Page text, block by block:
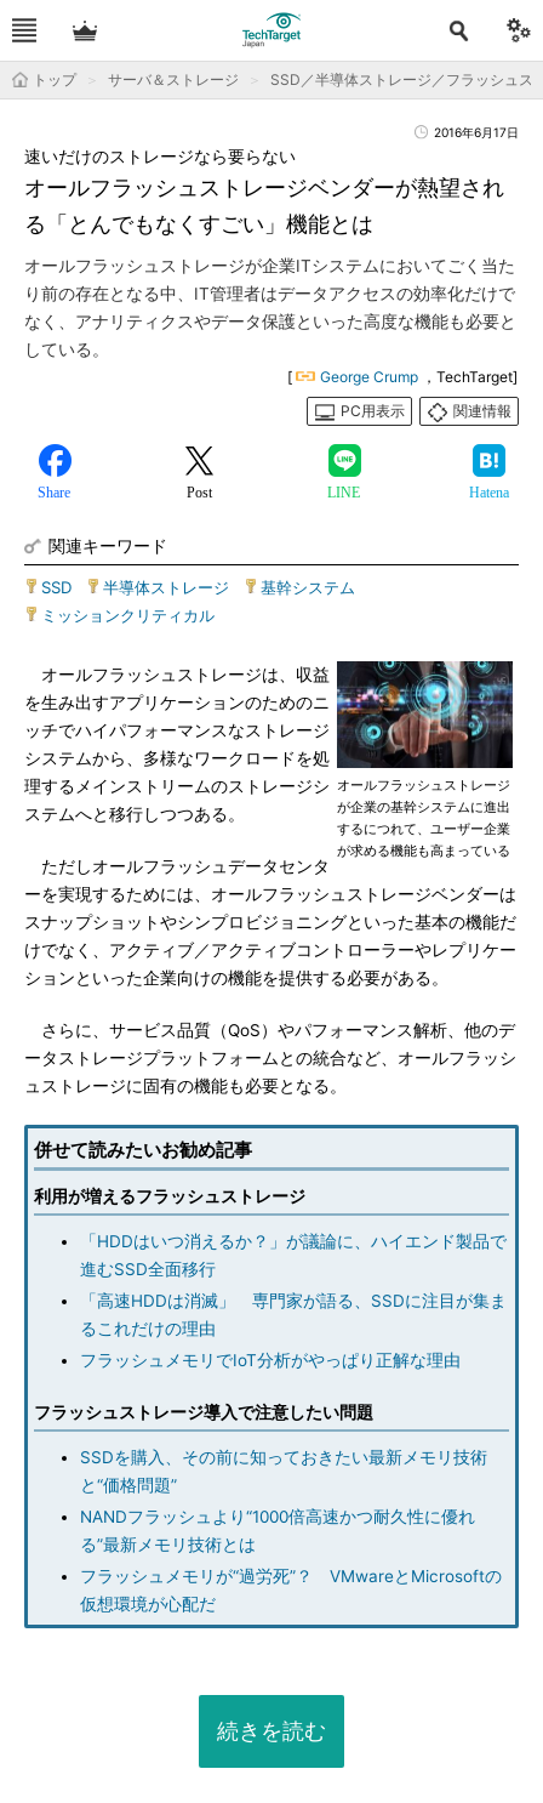
トップ サーバ＆ストレージ SSD／半導体ストレージ／フラッシュス
2016年6月17日
オールフラッシュストレージベンダーが熱望され
る「とんでもなくすごい」機能とは
速いだけのストレージなら要らない
オールフラッシュストレージが企業ITシステムにおいてごく当た
り前の存在となる中、IT管理者はデータアクセスの効率化だけで
なく、アナリティクスやデータ保護といった高度な機能も必要と
している。
[ George Crump ，TechTarget]
PC用表示
関連情報
Share Post LINE Hatena
関連キーワード
SSD 半導体ストレージ 基幹システム
ミッションクリティカル
オールフラッシュストレージ
が企業の基幹システムに進出
するにつれて、ユーザー企業
が求める機能も高まっている
オールフラッシュストレージは、収益
を生み出すアプリケーションのためのニ
ッチでハイパフォーマンスなストレージ
システムから、多様なワークロードを処
理するメインストリームのストレージシ
ステムへと移行しつつある。
ただしオールフラッシュデータセンタ
ーを実現するためには、オールフラッシュストレージベンダーは
スナップショットやシンプロビジョニングといった基本の機能だ
けでなく、アクティブ／アクティブコントローラーやレプリケー
ションといった企業向けの機能を提供する必要がある。
さらに、サービス品質（QoS）やパフォーマンス解析、他のデ
ータストレージプラットフォームとの統合など、オールフラッシ
ュストレージに固有の機能も必要となる。
併せて読みたいお勧め記事
利用が増えるフラッシュストレージ
「HDDはいつ消えるか？」が議論に、ハイエンド製品で
進むSSD全面移行
「高速HDDは消滅」 専門家が語る、SSDに注目が集ま
るこれだけの理由
フラッシュメモリでIoT分析がやっぱり正解な理由
フラッシュストレージ導入で注意したい問題
SSDを購入、その前に知っておきたい最新メモリ技術
と“価格問題”
NANDフラッシュより“1000倍高速かつ耐久性に優れ
る”最新メモリ技術とは
フラッシュメモリが“過労死”？ VMwareとMicrosoftの
仮想環境が心配だ
続きを読む